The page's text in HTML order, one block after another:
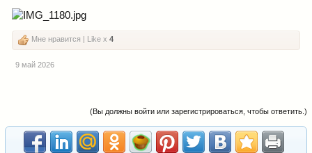
Мне нравится | Like x 4
9 май 2026
(Вы должны войти или зарегистрироваться, чтобы ответить.)